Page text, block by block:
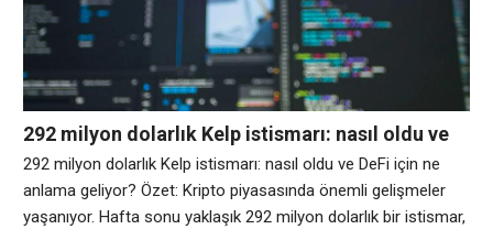
değişime yol açıyor. Merkezi olmayan finans yıllardır
savunmasını akıllı sözleşmelere
292 milyon dolarlık Kelp istismarı: nasıl oldu ve
DeFi için ne anlama geliyor?
292 milyon dolarlık Kelp istismarı: nasıl oldu ve DeFi için ne
anlama geliyor? Özet: Kripto piyasasında önemli gelişmeler
yaşanıyor. Hafta sonu yaklaşık 292 milyon dolarlık bir istismar,